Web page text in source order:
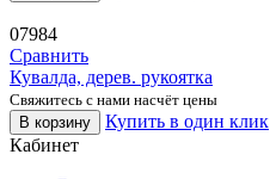
07984
Сравнить
Кувалда, дерев. рукоятка
Свяжитесь с нами насчёт цены
В корзину
Купить в один клик
Кабинет